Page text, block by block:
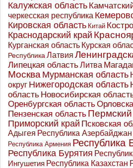
Калужская область
черкесская республика
Кировская область Китай
Краснодарский край
Курганская область Курская
Республика Латвия
Липецкая областьЛитва
Москва Мурманская область
округ Нижегородская область
область Новосибирская
Оренбургская область
Пензенская область Пермский
Приморский край Псковская
Адыгея Республика Азербайджан
Республика Армения Республика
Республика Бурятия
Ингушетия Республика Казахстан